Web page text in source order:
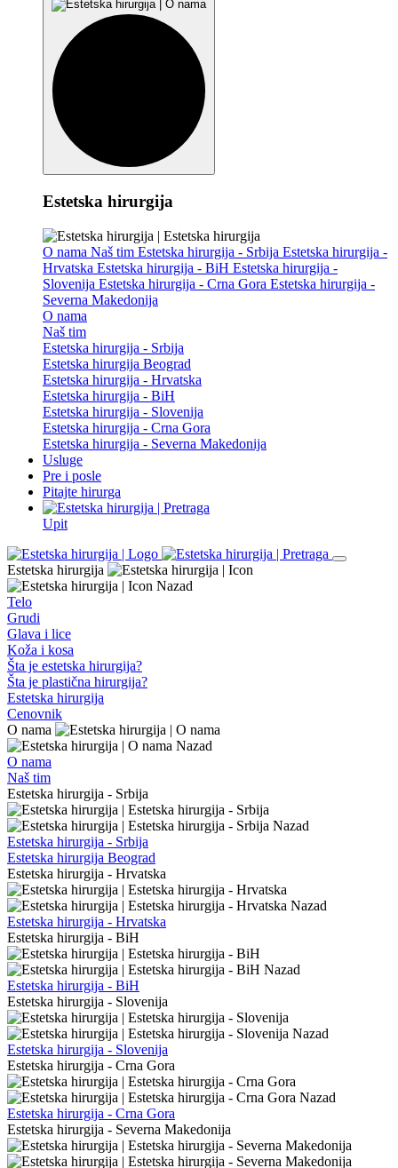
Estetska hirurgija
O nama Naš tim Estetska hirurgija - Srbija Estetska hirurgija -
Hrvatska Estetska hirurgija - BiH Estetska hirurgija -
Slovenija Estetska hirurgija - Crna Gora Estetska hirurgija -
Severna Makedonija
O nama
Naš tim
Estetska hirurgija - Srbija
Estetska hirurgija Beograd
Estetska hirurgija - Hrvatska
Estetska hirurgija - BiH
Estetska hirurgija - Slovenija
Estetska hirurgija - Crna Gora
Estetska hirurgija - Severna Makedonija
Usluge
Pre i posle
Pitajte hirurga
Upit
Estetska hirurgija
Nazad
Telo
Grudi
Glava i lice
Koža i kosa
Šta je estetska hirurgija?
Šta je plastična hirurgija?
Estetska hirurgija
Cenovnik
O nama
Nazad
O nama
Naš tim
Estetska hirurgija - Srbija
Nazad
Estetska hirurgija - Srbija
Estetska hirurgija Beograd
Estetska hirurgija - Hrvatska
Nazad
Estetska hirurgija - Hrvatska
Estetska hirurgija - BiH
Nazad
Estetska hirurgija - BiH
Estetska hirurgija - Slovenija
Nazad
Estetska hirurgija - Slovenija
Estetska hirurgija - Crna Gora
Nazad
Estetska hirurgija - Crna Gora
Estetska hirurgija - Severna Makedonija